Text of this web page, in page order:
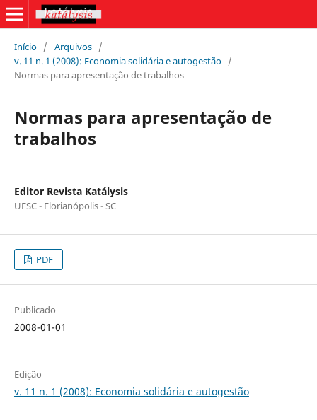
Início / Arquivos /
v. 11 n. 1 (2008): Economia solidária e autogestão /
Normas para apresentação de trabalhos
Normas para apresentação de
trabalhos
Editor Revista Katálysis
UFSC - Florianópolis - SC
PDF
Publicado
2008-01-01
Edição
v. 11 n. 1 (2008): Economia solidária e autogestão